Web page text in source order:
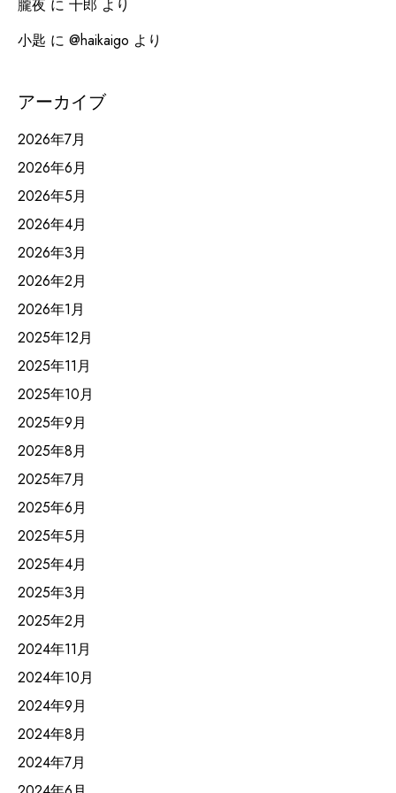
朧夜 に 十郎 より
小匙 に @haikaigo より
アーカイブ
2026年7月
2026年6月
2026年5月
2026年4月
2026年3月
2026年2月
2026年1月
2025年12月
2025年11月
2025年10月
2025年9月
2025年8月
2025年7月
2025年6月
2025年5月
2025年4月
2025年3月
2025年2月
2024年11月
2024年10月
2024年9月
2024年8月
2024年7月